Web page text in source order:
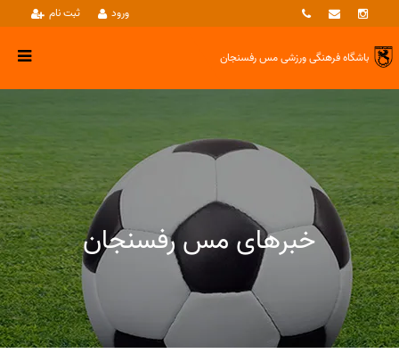
ثبت نام ورود
باشگاه فرهنگی ورزشیمس رفسنجان
خبرهای مس رفسنجان
خبرها وزنه برداری